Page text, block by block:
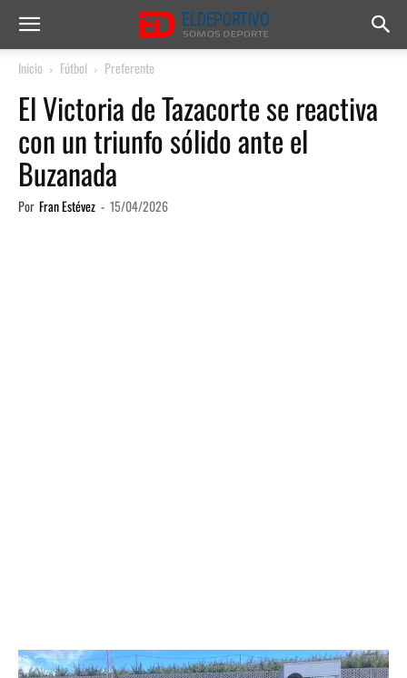
Inicio Fútbol Preferente
El Victoria de Tazacorte se reactiva
con un triunfo sólido ante el
Buzanada
Por Fran Estévez - 15/04/2026